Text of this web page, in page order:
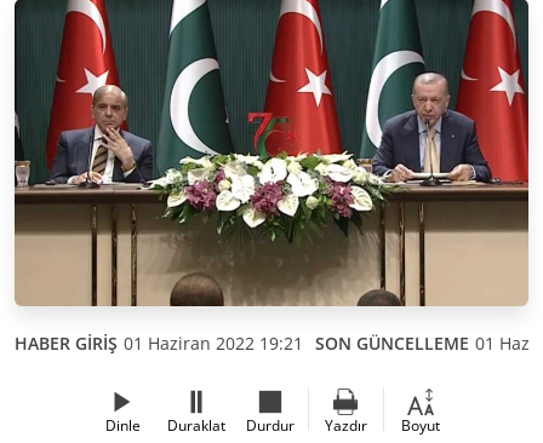
HABER GİRİŞ 01 Haziran 2022 19:21 SON GÜNCELLEME 01
Dinle Duraklat Durdur Yazdır Boyut